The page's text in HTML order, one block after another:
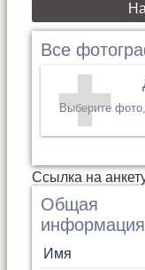
Все
Выберите
Cсылка на
Общая
информация
Имя